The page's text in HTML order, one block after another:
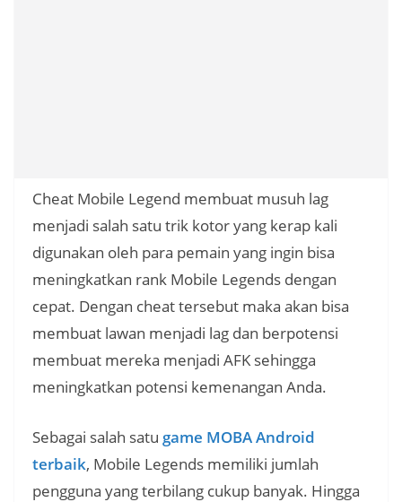
Cheat Mobile Legend membuat musuh lag
menjadi salah satu trik kotor yang kerap kali
digunakan oleh para pemain yang ingin bisa
meningkatkan rank Mobile Legends dengan
cepat. Dengan cheat tersebut maka akan bisa
membuat lawan menjadi lag dan berpotensi
membuat mereka menjadi AFK sehingga
meningkatkan potensi kemenangan Anda.
Sebagai salah satu game MOBA Android
terbaik, Mobile Legends memiliki jumlah
pengguna yang terbilang cukup banyak. Hingga